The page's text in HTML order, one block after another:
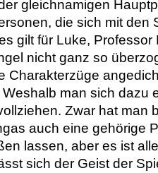
gleichnamigen
die sich mit den
gilt für Luke, Professor
nicht ganz so
Charakterzüge
man sich dazu
Zwar hat man
auch eine gehörige
lassen, aber es ist
sich der Geist der